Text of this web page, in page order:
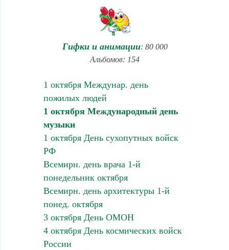
Гифки и анимации: 80 000
Альбомов: 154
1 октября Междунар. день
пожилых людей
1 октября Международный день
музыки
1 октября День сухопутных войск
РФ
Всемирн. день врача 1-й
понедельник октября
Всемирн. день архитектуры 1-й
понед. октября
3 октября День ОМОН
4 октября День космических войск
России